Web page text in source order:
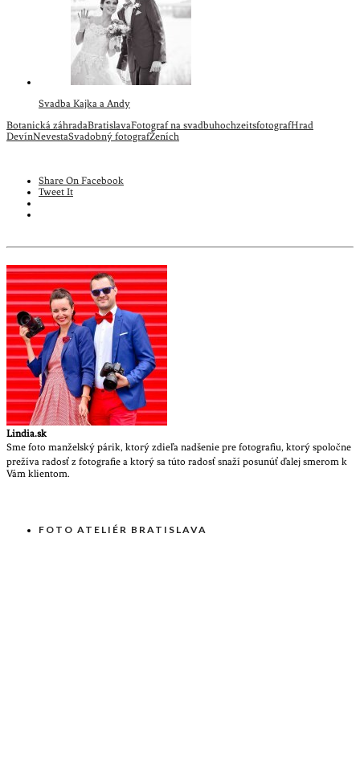
Svadba Kajka a Andy
Botanická záhradaBratislavaFotograf na svadbuhochzeitsfotografHrad
DevínNevestaSvadobný fotografŽeních
Share On Facebook
Tweet It
Lindia.sk
Sme foto manželský párik, ktorý zdieľa nadšenie pre fotografiu, ktorý spoločne
prežíva radosť z fotografie a ktorý sa túto radosť snaží posunúť ďalej smerom k
Vám klientom.
FOTO ATELIÉR BRATISLAVA